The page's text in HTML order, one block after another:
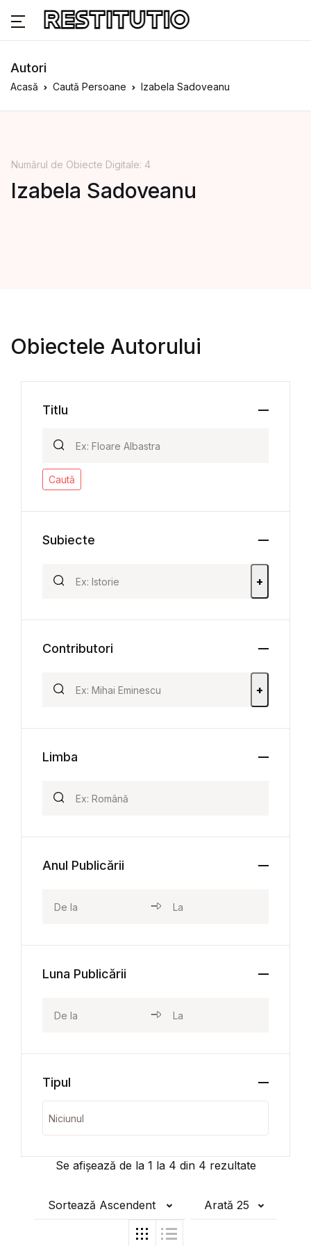
Autori
Acasă Caută Persoane Izabela Sadoveanu
Numărul de Obiecte Digitale: 4
Izabela Sadoveanu
Obiectele Autorului
Se afișează de la 1 la 4 din 4 rezultate
Sortează Ascendent Arată 25
Titlu
Caută
Subiecte
+
Contributori
+
Limba
Anul Publicării
Luna Publicării
Tipul